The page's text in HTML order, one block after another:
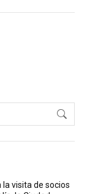
visita de socios